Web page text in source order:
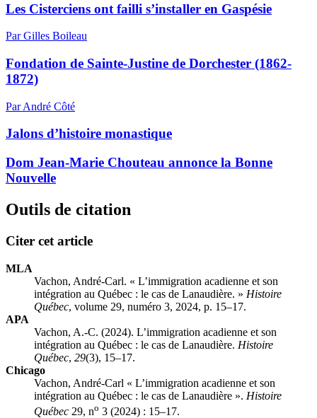
Les Cisterciens ont failli s’installer en Gaspésie
Par Gilles Boileau
Fondation de Sainte-Justine de Dorchester (1862-
1872)
Par André Côté
Jalons d’histoire monastique
Dom Jean-Marie Chouteau annonce la Bonne
Nouvelle
Outils de citation
Citer cet article
MLA
Vachon, André-Carl. « L’immigration acadienne et son
intégration au Québec : le cas de Lanaudière. » Histoire
Québec, volume 29, numéro 3, 2024, p. 15–17.
APA
Vachon, A.-C. (2024). L’immigration acadienne et son
intégration au Québec : le cas de Lanaudière. Histoire
Québec, 29(3), 15–17.
Chicago
Vachon, André-Carl « L’immigration acadienne et son
intégration au Québec : le cas de Lanaudière ». Histoire
Québec 29, no 3 (2024) : 15–17.